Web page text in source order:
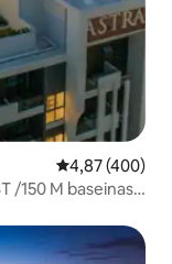
Vidutinis
4,87 (400)
/150 M baseinas